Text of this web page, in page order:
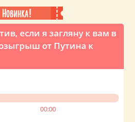
если я загляну к вам в
от Путина к
00:00